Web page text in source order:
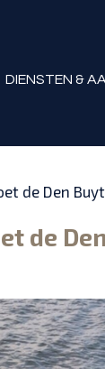
DIENSTEN &
de Den
de